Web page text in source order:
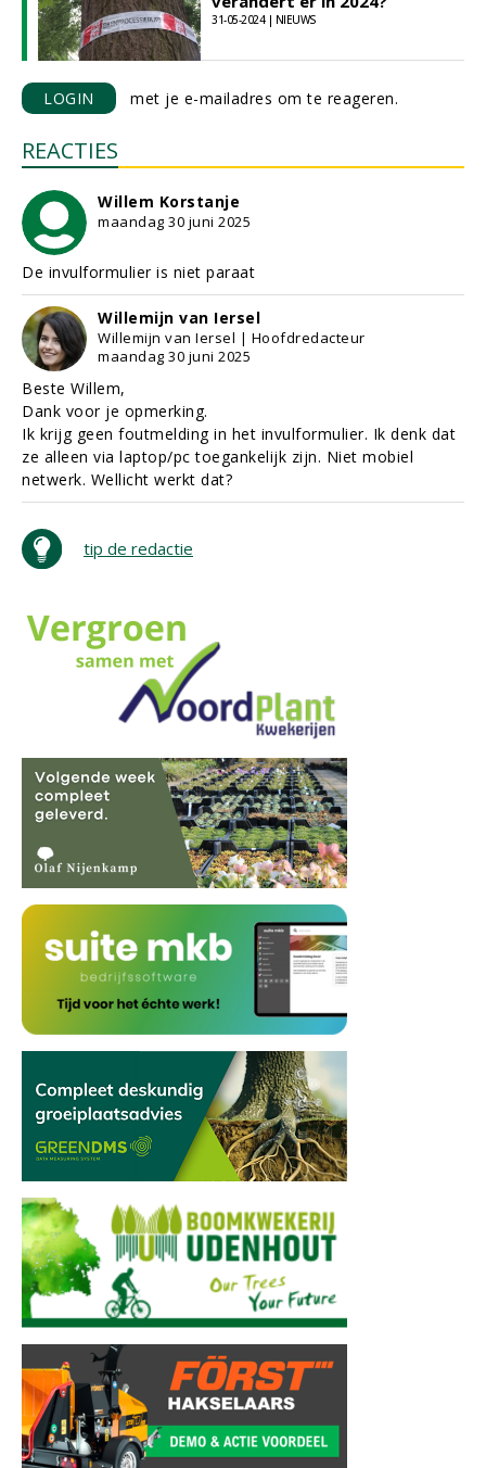
31-05-2024 | NIEUWS
LOGIN met je e-mailadres om te reageren.
REACTIES
Willem Korstanje
maandag 30 juni 2025
De invulformulier is niet paraat
Willemijn van Iersel
Willemijn van Iersel | Hoofdredacteur
maandag 30 juni 2025
Beste Willem,
Dank voor je opmerking.
Ik krijg geen foutmelding in het invulformulier. Ik denk dat
ze alleen via laptop/pc toegankelijk zijn. Niet mobiel
netwerk. Wellicht werkt dat?
tip de redactie